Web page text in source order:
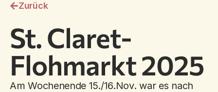
Zurück
St. Claret-
Flohmarkt 2025
Am Wochenende 15./16.Nov. war es nach